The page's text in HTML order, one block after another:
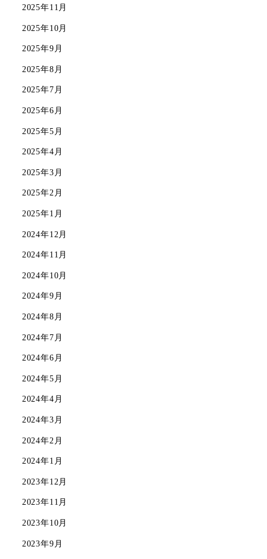
2025年11月
2025年10月
2025年9月
2025年8月
2025年7月
2025年6月
2025年5月
2025年4月
2025年3月
2025年2月
2025年1月
2024年12月
2024年11月
2024年10月
2024年9月
2024年8月
2024年7月
2024年6月
2024年5月
2024年4月
2024年3月
2024年2月
2024年1月
2023年12月
2023年11月
2023年10月
2023年9月